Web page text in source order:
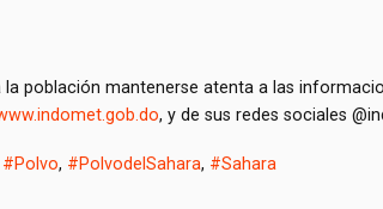
la población mantenerse atenta a las
, y de sus redes sociales
#Polvo, #PolvodelSahara, #Sahara